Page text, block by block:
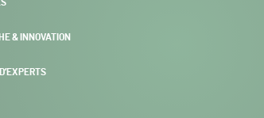
& INNOVATION